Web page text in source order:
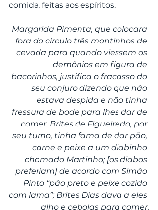
comida, feitas aos espíritos.
Margarida Pimenta, que colocara
fora do círculo três montinhos de
cevada para quando viessem os
demônios em figura de
bacorinhos, justifica o fracasso do
seu conjuro dizendo que não
estava despida e não tinha
fressura de bode para lhes dar de
comer. Brites de Figueiredo, por
seu turno, tinha fama de dar pão,
carne e peixe a um diabinho
chamado Martinho; [os diabos
preferiam] de acordo com Simão
Pinto “pão preto e peixe cozido
com lama”; Brites Dias dava a eles
alho e cebolas para comer.